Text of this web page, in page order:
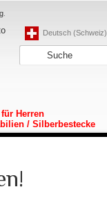
Deutsch (Schweiz)
Herren
/ Silberbestecke